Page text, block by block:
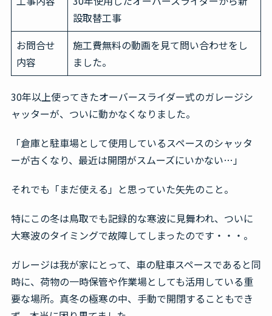
設取替工事
お問合せ
内容
施工費無料の動画を見て問い合わせをし
ました。
30年以上使ってきたオーバースライダー式のガレージシ
ャッターが、ついに動かなくなりました。
「倉庫と駐車場として使用しているスペースのシャッタ
ーが古くなり、最近は開閉がスムーズにいかない…」
それでも「まだ使える」と思っていた矢先のこと。
特にこの冬は鳥取でも記録的な寒波に見舞われ、ついに
大寒波のタイミングで故障してしまったのです・・・。
ガレージは我が家にとって、車の駐車スペースであると同
時に、荷物の一時保管や作業場としても活用している重
要な場所。真冬の極寒の中、手動で開閉することもでき